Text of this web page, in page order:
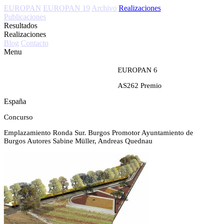
EUROPAN EUROPAN 19 Archivo Realizaciones
Publicaciones
Resultados
Realizaciones
Blog Contacto
Menu
EUROPAN 6
AS262 Premio
España
Concurso
Emplazamiento Ronda Sur. Burgos Promotor Ayuntamiento de
Burgos Autores Sabine Müller, Andreas Quednau